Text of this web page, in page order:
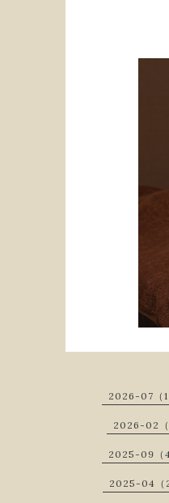
2026-07（1
2026-02（
2025-09（4
2025-04（2